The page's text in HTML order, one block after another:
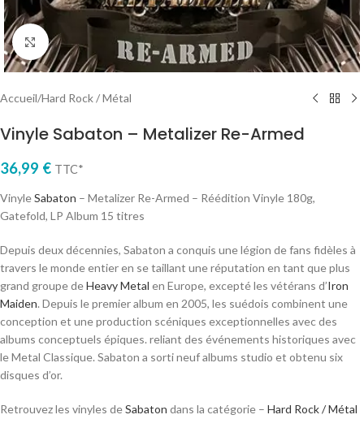
Cliquez pour agrandir
Accueil/Hard Rock / Métal
Vinyle Sabaton – Metalizer Re-Armed
36,99 € TTC*
VinyleSabaton – Metalizer Re-Armed – Réédition Vinyle 180g,
Gatefold, LP Album 15 titres
Depuis deux décennies, Sabaton a conquis une légion de fans fidèles à
travers le monde entier en se taillant une réputation en tant que plus
grand groupe deHeavy Metal en Europe, excepté les vétérans d’Iron
Maiden. Depuis le premier album en 2005, les suédois combinent une
conception et une production scéniques exceptionnelles avec des
albums conceptuels épiques. reliant des événements historiques avec
le Metal Classique. Sabaton a sorti neuf albums studio et obtenu six
disques d’or.
Retrouvez les vinyles deSabaton dans la catégorie – Hard Rock / Métal